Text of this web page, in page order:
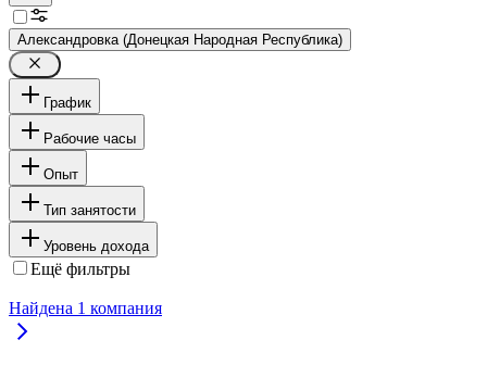
Александровка (Донецкая Народная Республика)
График
Рабочие часы
Опыт
Тип занятости
Уровень дохода
Ещё фильтры
Найдена 1 компания